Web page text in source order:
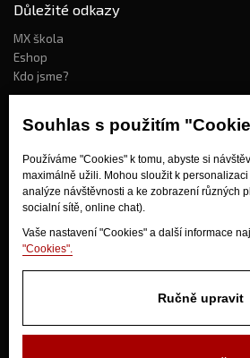
Souhlas s použitím
Používáme "Cookies" k tomu, abyste si
maximálně užili. Mohou sloužit k
analýze návštěvnosti a ke zobrazení různých
socialní sítě, online chat).
Vaše nastavení "Cookies" a další informace
"Cookies".
Ručně upravit
Důležité odkazy
MX škola
Eshop
Kdo jsme?
Jak nakupovat?
Obchodní podmínky
Doprava
Odstoupení od kupní smlouvy